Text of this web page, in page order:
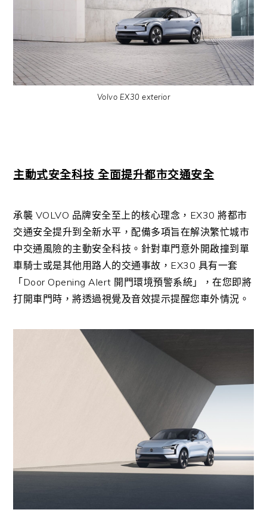
Volvo EX30 exterior
主動式安全科技 全面提升都市交通安全
承襲 VOLVO 品牌安全至上的核心理念， EX30將都市
交通安全提升到全新水平，配備多項旨在解決繁忙城市
中交通風險的主動安全科技。針對車門意外開啟撞到單
車騎士或是其他用路人的交通事故， EX30 具有一套
「Door Opening Alert 開門環境預警系統」，在您即將
打開車門時，將透過視覺及音效提示提醒您車外情況。